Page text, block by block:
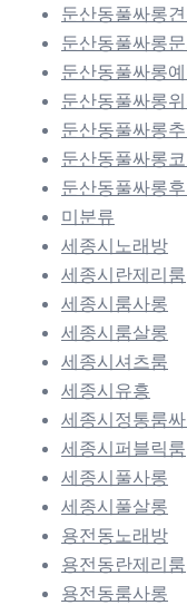
둔산동풀싸롱
둔산동풀싸롱
둔산동풀싸롱
둔산동풀싸롱
둔산동풀싸롱
둔산동풀싸롱
둔산동풀싸롱
미분류
세종시노래방
세종시란제리룸
세종시룸사롱
세종시룸살롱
세종시셔츠룸
세종시유흥
세종시정통룸
세종시퍼블릭룸
세종시풀사롱
세종시풀살롱
용전동노래방
용전동란제리룸
용전동룸사롱